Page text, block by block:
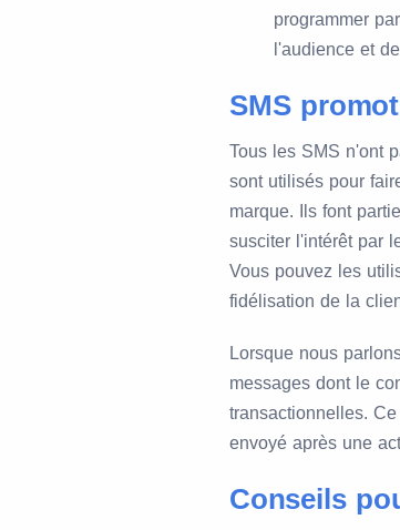
programmer
l'audience et
SMS
Tous les SMS n'ont
sont utilisés pour
marque. Ils font
susciter l'intérêt par
Vous pouvez les
fidélisation de la
Lorsque nous
messages dont le
transactionnelles.
envoyé après une
Conseils